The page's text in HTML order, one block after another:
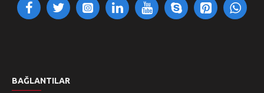
BAĞLANTILAR